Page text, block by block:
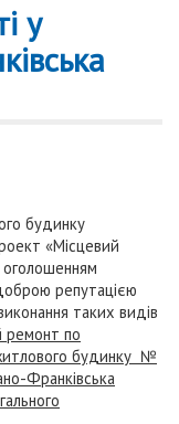
у
будинку
«Місцевий
репутацією
таких видів
ремонт по
будинку №
Франківська